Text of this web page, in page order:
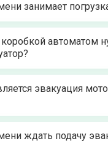
занимает
автоматом
эвакуация
ждать подачу